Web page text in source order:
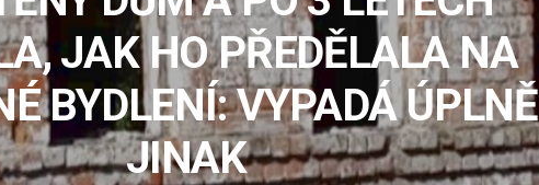
JAK HO PŘEDĚLALA NA
BYDLENÍ: VYPADÁ ÚPLNĚ
JINAK